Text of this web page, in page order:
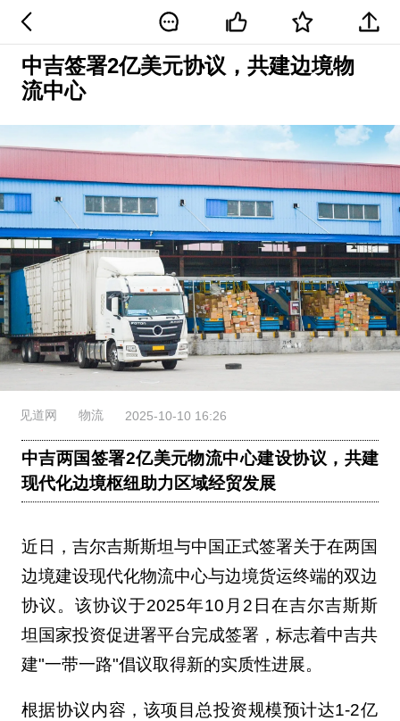
中吉签署2亿美元协议，共建边境物
流中心
见道网 物流 2025-10-10 16:26
中吉两国签署2亿美元物流中心建设协议，共建
现代化边境枢纽助力区域经贸发展
近日，吉尔吉斯斯坦与中国正式签署关于在两国
边境建设现代化物流中心与边境货运终端的双边
协议。该协议于2025年10月2日在吉尔吉斯斯
坦国家投资促进署平台完成签署，标志着中吉共
建"一带一路"倡议取得新的实质性进展。
根据协议内容，该项目总投资规模预计达1-2亿